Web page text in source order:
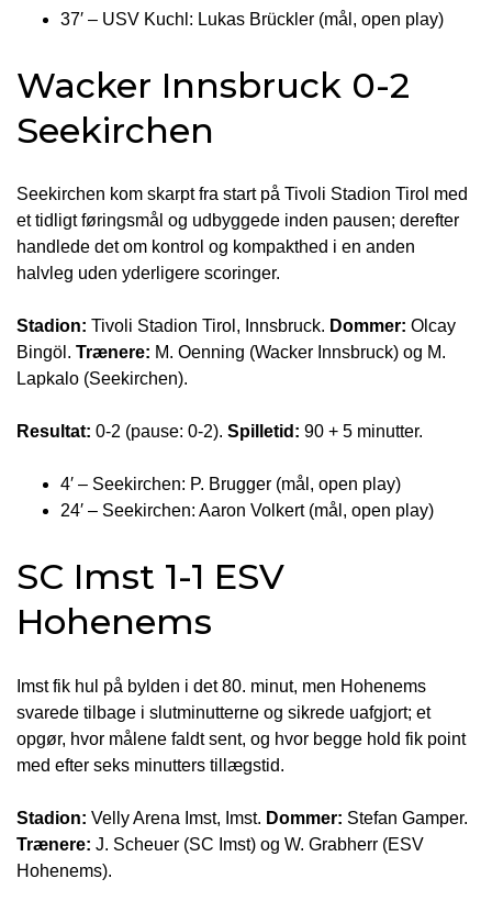
37′ – USV Kuchl: Lukas Brückler (mål, open play)
Wacker Innsbruck 0-2
Seekirchen
Seekirchen kom skarpt fra start på Tivoli Stadion Tirol med
et tidligt føringsmål og udbyggede inden pausen; derefter
handlede det om kontrol og kompakthed i en anden
halvleg uden yderligere scoringer.
Stadion: Tivoli Stadion Tirol, Innsbruck. Dommer: Olcay
Bingöl. Trænere: M. Oenning (Wacker Innsbruck) og M.
Lapkalo (Seekirchen).
Resultat: 0-2 (pause: 0-2). Spilletid: 90 + 5 minutter.
4′ – Seekirchen: P. Brugger (mål, open play)
24′ – Seekirchen: Aaron Volkert (mål, open play)
SC Imst 1-1 ESV
Hohenems
Imst fik hul på bylden i det 80. minut, men Hohenems
svarede tilbage i slutminutterne og sikrede uafgjort; et
opgør, hvor målene faldt sent, og hvor begge hold fik point
med efter seks minutters tillægstid.
Stadion: Velly Arena Imst, Imst. Dommer: Stefan Gamper.
Trænere: J. Scheuer (SC Imst) og W. Grabherr (ESV
Hohenems).